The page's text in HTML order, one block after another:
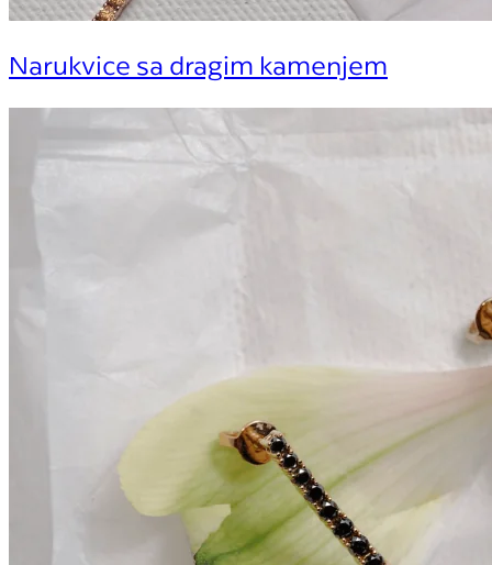
Narukvice sa dragim kamenjem